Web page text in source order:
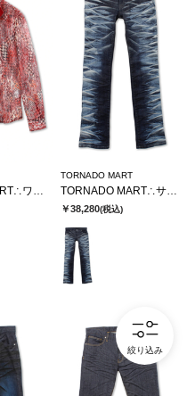
TORNADO MART∴ワイルドハウンドトゥースレースシャツ
TORNADO MART
TORNADO MART∴サイドタイガーシューカットデニム
￥38,280(税込)
絞り込み